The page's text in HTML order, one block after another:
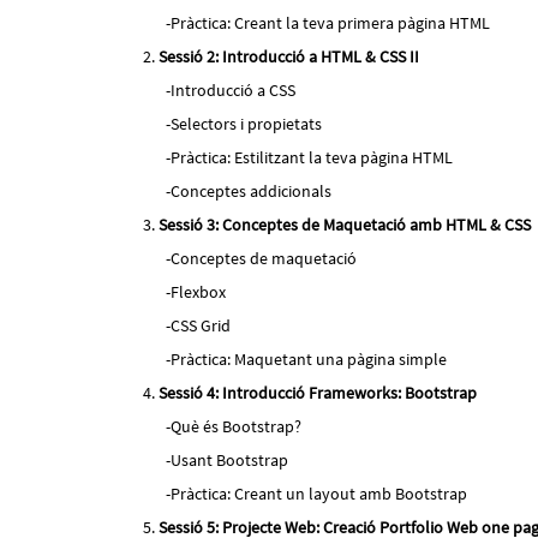
Pràctica: Creant la teva primera pàgina HTML
Sessió 2: Introducció a HTML & CSS II
Introducció a CSS
Selectors i propietats
Pràctica: Estilitzant la teva pàgina HTML
Conceptes addicionals
Sessió 3: Conceptes de Maquetació amb HTML & CSS
Conceptes de maquetació
Flexbox
CSS Grid
Pràctica: Maquetant una pàgina simple
Sessió 4: Introducció Frameworks: Bootstrap
Què és Bootstrap?
Usant Bootstrap
Pràctica: Creant un layout amb Bootstrap
Sessió 5: Projecte Web: Creació Portfolio Web one